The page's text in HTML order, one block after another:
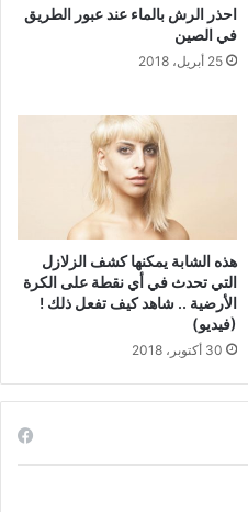
احذر الرش بالماء عند عبور الطريق
في الصين
25 أبريل، 2018
هذه الشابة يمكنها كشف الزلازل
التي تحدث في أي نقطة على الكرة
الأرضية .. شاهد كيف تفعل ذلك !
(فيديو)
30 أكتوبر، 2018